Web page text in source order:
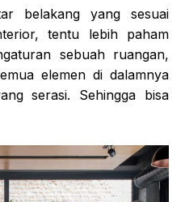
belakang yang sesuai
tentu lebih paham
sebuah ruangan,
elemen di dalamnya
serasi. Sehingga bisa